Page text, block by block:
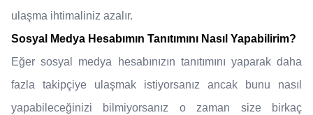
ulaşma ihtimaliniz azalır.
Sosyal Medya Hesabımın Tanıtımını Nasıl Yapabilirim?
Eğer sosyal medya hesabınızın tanıtımını yaparak daha
fazla takipçiye ulaşmak istiyorsanız ancak bunu nasıl
yapabileceğinizi bilmiyorsanız o zaman size birkaç